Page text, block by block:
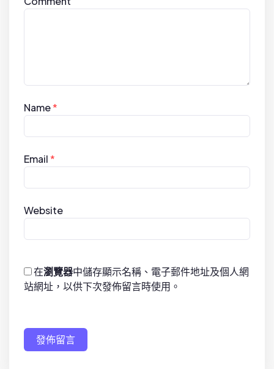
Name*
Email*
Website
在瀏覽器中儲存顯示名稱、電子郵件地址及個人網
站網址，以供下次發佈留言時使用。
發佈留言